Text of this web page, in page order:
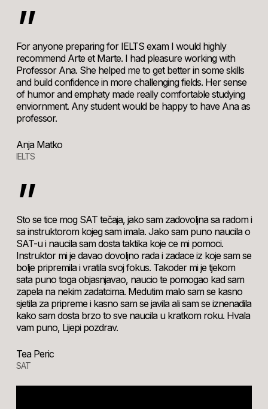
”
For anyone preparing for IELTS exam I would highly
recommend Arte et Marte. I had pleasure working with
Professor Ana. She helped me to get better in some skills
and build confidence in more challenging fields. Her sense
of humor and emphaty made really comfortable studying
enviornment. Any student would be happy to have Ana as
professor.
Anja Matko
IELTS
”
Sto se tice mog SAT tečaja, jako sam zadovoljna sa radom i
sa instruktorom kojeg sam imala. Jako sam puno naucila o
SAT-u i naucila sam dosta taktika koje ce mi pomoci.
Instruktor mi je davao dovoljno rada i zadace iz koje sam se
bolje pripremila i vratila svoj fokus. Takoder mi je tjekom
sata puno toga objasnjavao, naucio te pomogao kad sam
zapela na nekim zadatcima. Medutim malo sam se kasno
sjetila za pripreme i kasno sam se javila ali sam se iznenadila
kako sam dosta brzo to sve naucila u kratkom roku. Hvala
vam puno, Lijepi pozdrav.
Tea Peric
SAT